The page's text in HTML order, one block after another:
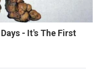
- It's The First